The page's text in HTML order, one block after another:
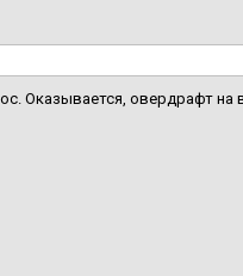
Оказывается, овердрафт на